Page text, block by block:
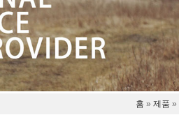
홈 » 제품 »